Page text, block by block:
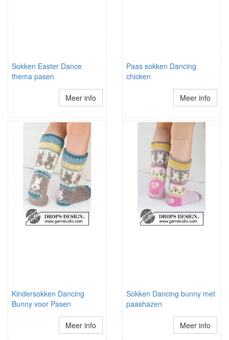
Sokken Easter Dance
thema pasen
Meer info
Paas sokken Dancing
chicken
Meer info
Kindersokken Dancing
Bunny voor Pasen
Meer info
Sokken Dancing bunny met
paashazen
Meer info